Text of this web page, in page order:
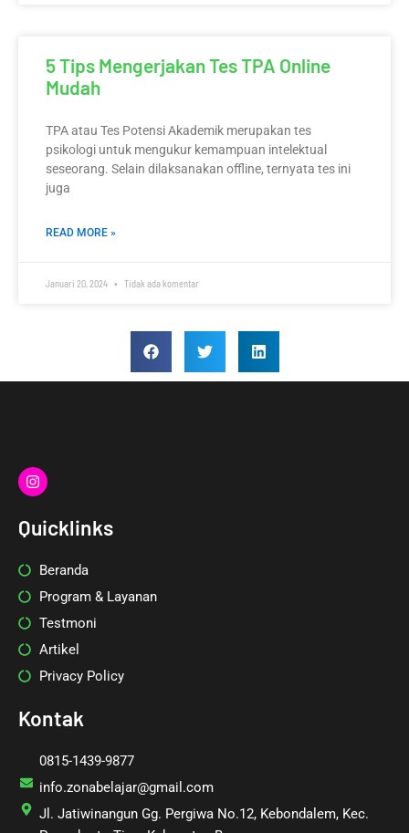
5 Tips Mengerjakan Tes TPA Online
Mudah
TPA atau Tes Potensi Akademik merupakan tes
psikologi untuk mengukur kemampuan intelektual
seseorang. Selain dilaksanakan offline, ternyata tes ini
juga
READ MORE »
Januari 20, 2024 Tidak ada komentar
I
n
s
a
m
Quicklinks
Beranda
Program & Layanan
Testmoni
Artikel
Privacy Policy
Kontak
0815-1439-9877
info.zonabelajar@gmail.com
Jl. Jatiwinangun Gg. Pergiwa No.12, Kebondalem, Kec.